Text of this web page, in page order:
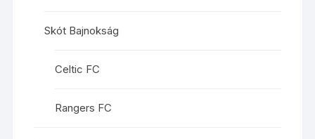
Skót Bajnokság
Celtic FC
Rangers FC